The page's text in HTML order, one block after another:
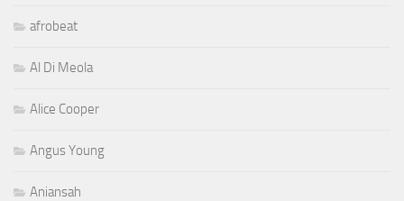
afrobeat
Al Di Meola
Alice Cooper
Angus Young
Aniansah